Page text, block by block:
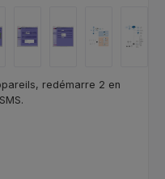
redémarre 2 en